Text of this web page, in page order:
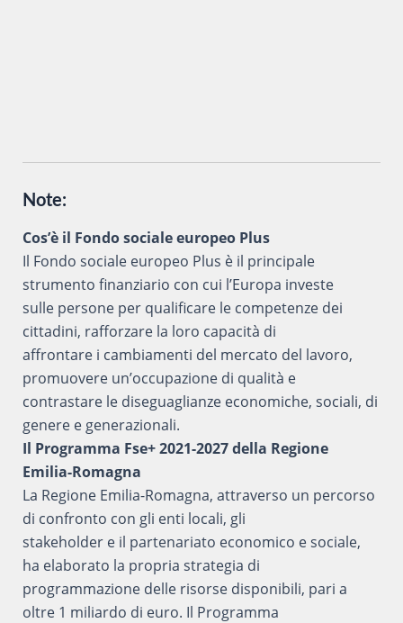
Note:
Cos’è il Fondo sociale europeo Plus
Il Fondo sociale europeo Plus è il principale
strumento finanziario con cui l’Europa investe
sulle persone per qualificare le competenze dei
cittadini, rafforzare la loro capacità di
affrontare i cambiamenti del mercato del lavoro,
promuovere un’occupazione di qualità e
contrastare le diseguaglianze economiche, sociali, di
genere e generazionali.
Il Programma Fse+ 2021-2027 della Regione
Emilia-Romagna
La Regione Emilia-Romagna, attraverso un percorso
di confronto con gli enti locali, gli
stakeholder e il partenariato economico e sociale,
ha elaborato la propria strategia di
programmazione delle risorse disponibili, pari a
oltre 1 miliardo di euro. Il Programma